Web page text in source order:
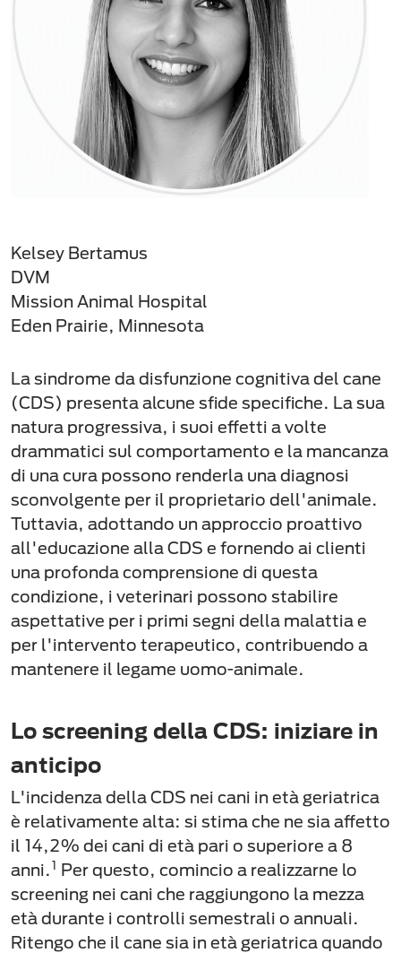
Kelsey Bertamus
DVM
Mission Animal Hospital
Eden Prairie, Minnesota
La sindrome da disfunzione cognitiva del cane
(CDS) presenta alcune sfide specifiche. La sua
natura progressiva, i suoi effetti a volte
drammatici sul comportamento e la mancanza
di una cura possono renderla una diagnosi
sconvolgente per il proprietario dell'animale.
Tuttavia, adottando un approccio proattivo
all'educazione alla CDS e fornendo ai clienti
una profonda comprensione di questa
condizione, i veterinari possono stabilire
aspettative per i primi segni della malattia e
per l'intervento terapeutico, contribuendo a
mantenere il legame uomo-animale.
Lo screening della CDS: iniziare in
anticipo
L'incidenza della CDS nei cani in età geriatrica
è relativamente alta: si stima che ne sia affetto
il 14,2% dei cani di età pari o superiore a 8
anni.1 Per questo, comincio a realizzarne lo
screening nei cani che raggiungono la mezza
età durante i controlli semestrali o annuali.
Ritengo che il cane sia in età geriatrica quando